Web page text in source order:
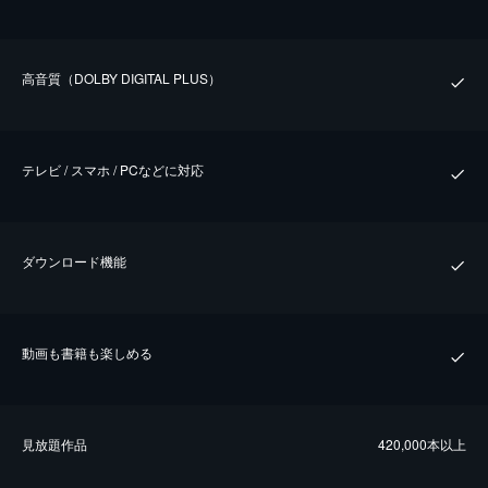
⾼⾳質（DOLBY DIGITAL PLUS）
テレビ / スマホ / PCなどに対応
ダウンロード機能
動画も書籍も楽しめる
⾒放題作品 420,000本以上